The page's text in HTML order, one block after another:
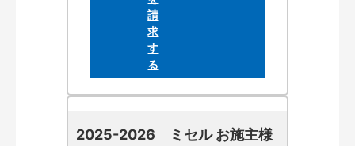
2025-2026 ミセル お施主様